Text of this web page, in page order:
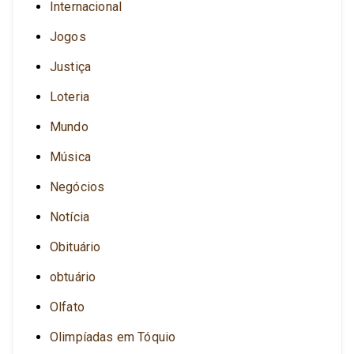
Internacional
Jogos
Justiça
Loteria
Mundo
Música
Negócios
Notícia
Obituário
obtuário
Olfato
Olimpíadas em Tóquio